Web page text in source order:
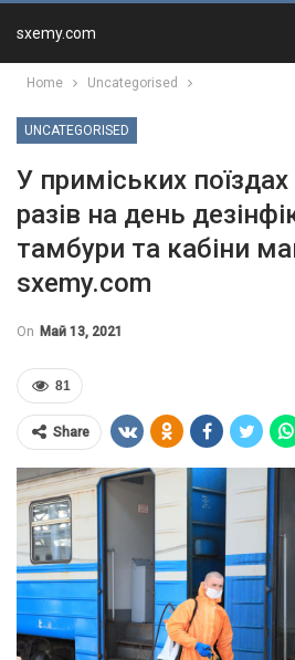
sxemy.com
Home Uncategorised
UNCATEGORISED
У приміських
разів на день
тамбури та кабіни
sxemy.com
On Май 13, 2021
81
Share